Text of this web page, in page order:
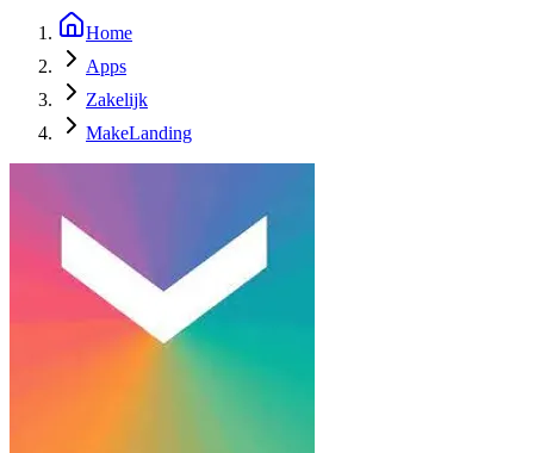
Home
Apps
Zakelijk
MakeLanding